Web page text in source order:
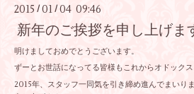
2015 / 01 /04 09:46
新年のご挨拶を申し上げま
明けましておめでとうございます。
ずーとお世話になってる皆様もこれからオドック
2015年、スタッフ一同気を引き締め進んでまいり